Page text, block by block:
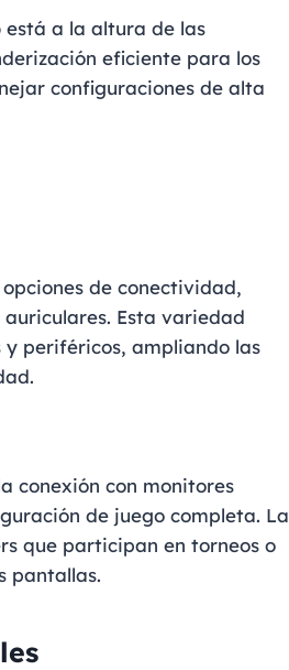
está a la altura de las
eficiente para los
configuraciones de alta
de conectividad,
Esta variedad
periféricos, ampliando las
conexión con monitores
de juego completa. La
que participan en torneos o
pantallas.